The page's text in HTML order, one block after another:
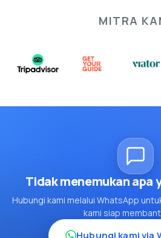
MITRA
Tidak menemukan apa
Hubungi kami melalui WhatsApp
kami siap
Hubungi kami via